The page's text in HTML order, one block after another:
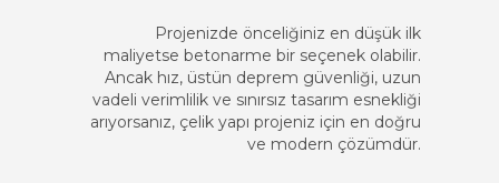
Projenizde önceliğiniz en düşük ilk
maliyetse betonarme bir seçenek olabilir.
Ancak hız, üstün deprem güvenliği, uzun
vadeli verimlilik ve sınırsız tasarım esnekliği
arıyorsanız, çelik yapı projeniz için en doğru
ve modern çözümdür.